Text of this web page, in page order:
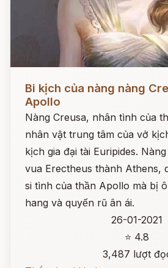
Bi kịch của nàng nàng
Apollo
Nàng Creusa, nhân tình của
nhân vật trung tâm của vở
kịch gia đại tài Euripides.
vua Erectheus thành Athens,
si tình của thần Apollo mà bị
hang và quyến rũ ân ái.
26-01-2021
⭐ 4.8
3,487 lượt